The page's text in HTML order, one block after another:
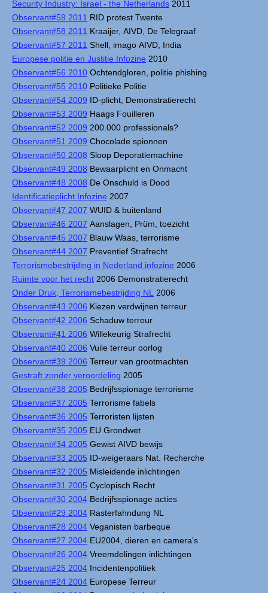
Security Industry: Israel - the Netherlands 2011
Observant#59 2011 RID protest Twente
Observant#58 2011 Kraaijer, AIVD, De Telegraaf
Observant#57 2011 Shell, imago AIVD, India
Europese politie en Justitie Infozine 2010
Observant#56 2010 Ochtendgloren, politie phishing
Observant#55 2010 Politieke Politie
Observant#54 2009 ID-plicht, Demonstratierecht
Observant#53 2009 Haags Fouilleren
Observant#52 2009 200.000 professionals?
Observant#51 2009 Chocolade spionnen
Observant#50 2008 Sloop Deporatiemachine
Observant#49 2008 Bewaarplicht en Onmacht
Observant#48 2008 De Onschuld is Dood
Identificatieplicht Infozine 2007
Observant#47 2007 WUID & buitenland
Observant#46 2007 Aanslagen, Prüm, toezicht
Observant#45 2007 Blauw Waas, terrorisme
Observant#44 2007 Preventief Strafrecht
Terrorismebestrijding in Nederland infozine 2006
Ruimte voor het recht 2006 Demonstratierecht
Onder Druk, Terrorismebestrijding NL
2006
Observant#43 2006 Kiezen verdwijnen terreur
Observant#42 2006 Schaduw terreur
Observant#41 2006 Willekeurig Strafrecht
Observant#40 2006 Vuile terreur oorlog
Observant#39 2006 Terreur van grootmachten
Gestraft zonder veroordeling 2005
Observant#38 2005 Bedrijfsspionage terrorisme
Observant#37 2005 Terrorisme fabels
Observant#36 2005 Terroristen lijsten
Observant#35 2005 EU Grondwet
Observant#34 2005 Gewist AIVD bewijs
Observant#33 2005 ID-weigeraars Nat. Recherche
Observant#32 2005 Misleidende inlichtingen
Observant#31 2005 Cyclopisch Recht
Observant#30 2004 Bedrijfsspionage acties
Observant#29 2004 Rasterfahndung NL
Observant#28 2004 Veganisten barbeque
Observant#27 2004 EU2004, dieren en camera's
Observant#26 2004 Vreemdelingen inlichtingen
Observant#25 2004 Incidentenpolitiek
Observant#24 2004 Europese Terreur